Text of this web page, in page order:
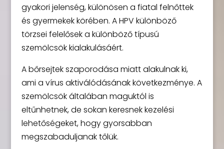
gyakori jelenség, különösen a fiatal felnőttek
és gyermekek körében. A HPV különböző
törzsei felelősek a különböző típusú
szemölcsök kialakulásáért.
A bőrsejtek szaporodása miatt alakulnak ki,
ami a vírus aktiválódásának következménye. A
szemölcsök általában maguktól is
eltűnhetnek, de sokan keresnek kezelési
lehetőségeket, hogy gyorsabban
megszabaduljanak tőlük.